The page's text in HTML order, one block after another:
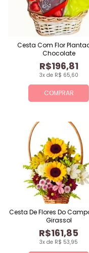
COMPRAR
3x de R$ 65,60
R$196,81
Cesta Com Flor
Chocolate
3x de R$ 53,95
R$161,85
Cesta De Flores Do
Girassol